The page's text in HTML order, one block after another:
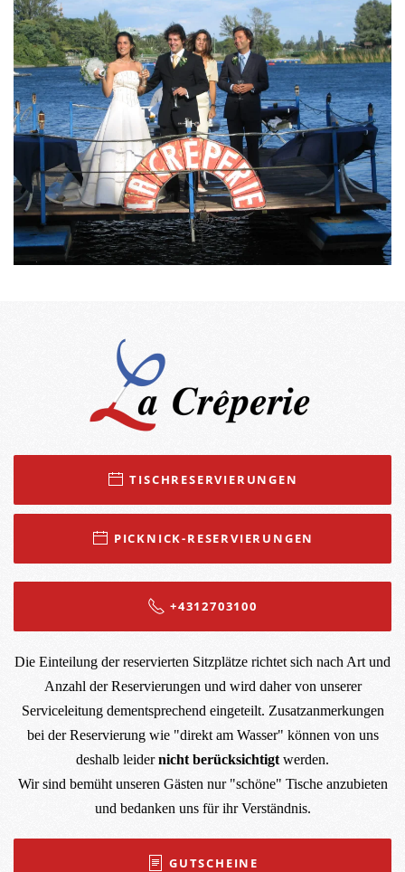
TISCHRESERVIERUNGEN
PICKNICK-RESERVIERUNGEN
+4312703100
Die Einteilung der reservierten Sitzplätze richtet sich nach Art und
Anzahl der Reservierungen und wird daher von unserer
Serviceleitung dementsprechend eingeteilt. Zusatzanmerkungen
bei der Reservierung wie "direkt am Wasser" können von uns
deshalb leidernicht berücksichtigt werden.
Wir sind bemüht unseren Gästen nur "schöne" Tische anzubieten
und bedanken uns für ihr Verständnis.
GUTSCHEINE